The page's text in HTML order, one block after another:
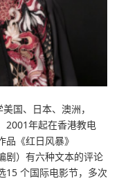
国、日本、澳洲，
2001年起在香港教电
《红日风暴》
剧）有六种文本的评论
15 个国际电影节，多次